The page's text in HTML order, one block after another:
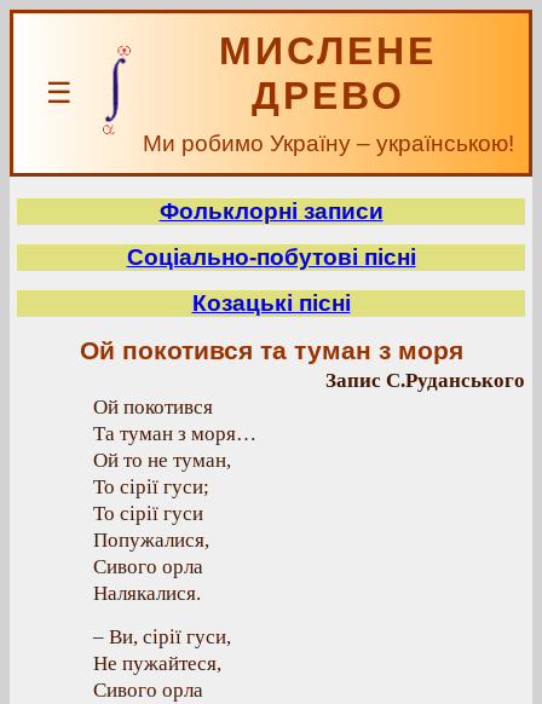
☰
МИСЛЕНЕ
ДРЕВО
Ми робимо Україну – українською!
Фольклорні записи
Соціально-побутові пісні
Козацькі пісні
Ой покотився та туман з моря
Запис С.Руданського
Ой покотився
Та туман з моря…
Ой то не туман,
То сірії гуси;
То сірії гуси
Попужалися,
Сивого орла
Налякалися.
– Ви, сірії гуси,
Не пужайтеся,
Сивого орла